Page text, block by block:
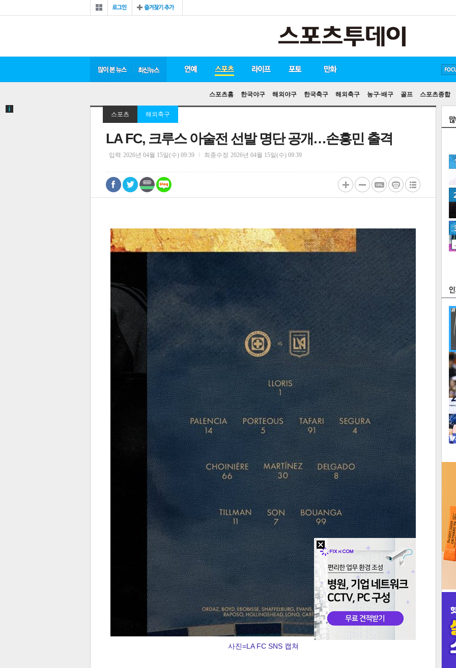
즐겨찾기
많이 본 뉴스 최신 뉴스 연예 스포츠
스포츠홈 한국야구 해외야구 한국축구 해외축구 농구·배구 골프 스포츠종합
라이프 포토
만화
손흥민
유아인
송중기
스포츠 해외축구
LA FC, 크루스 아술전 선발 명단 공개…손흥민 출격
입력 2026년 04월 15일(수) 09:39 최종수정 2026년 04월 15일(수) 09:39
밴드 네이
0
텍스 텍스 url 복 인쇄 목록
사진=LA FC SNS 캡쳐
연예
2